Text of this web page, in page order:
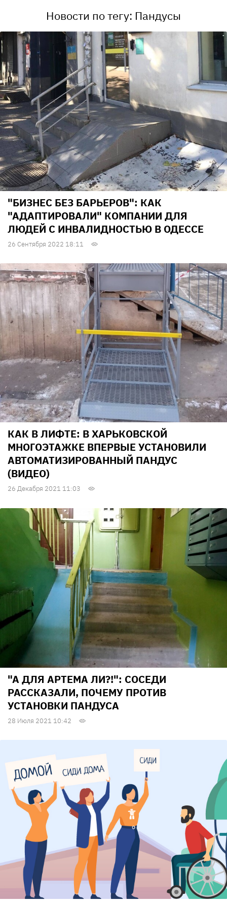
Новости по тегу: Пандусы
"БИЗНЕС БЕЗ БАРЬЕРОВ": КАК
"АДАПТИРОВАЛИ" КОМПАНИИ ДЛЯ
ЛЮДЕЙ С ИНВАЛИДНОСТЬЮ В ОДЕССЕ
26 Сентября 2022 18:11
КАК В ЛИФТЕ: В ХАРЬКОВСКОЙ
МНОГОЭТАЖКЕ ВПЕРВЫЕ УСТАНОВИЛИ
АВТОМАТИЗИРОВАННЫЙ ПАНДУС
(ВИДЕО)
26 Декабря 2021 11:03
"А ДЛЯ АРТЕМА ЛИ?!": СОСЕДИ
РАССКАЗАЛИ, ПОЧЕМУ ПРОТИВ
УСТАНОВКИ ПАНДУСА
28 Июля 2021 10:42